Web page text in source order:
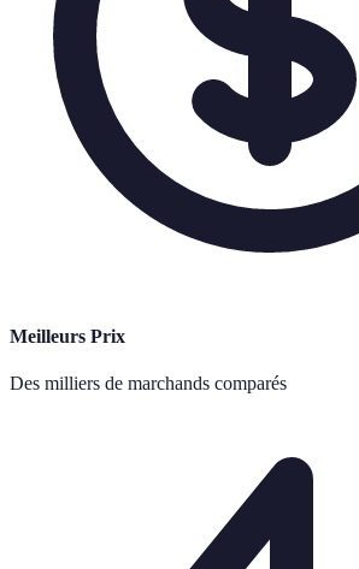
Meilleurs Prix
Des milliers de marchands comparés